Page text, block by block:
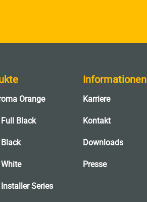
Orange
Black
Series
Informationen
Karriere
Kontakt
Downloads
Presse